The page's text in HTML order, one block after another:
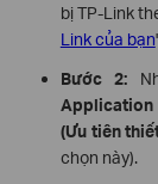
bị TP-Link
Link của bạn
Bước 2:
Application
(Ưu tiên
chọn này).